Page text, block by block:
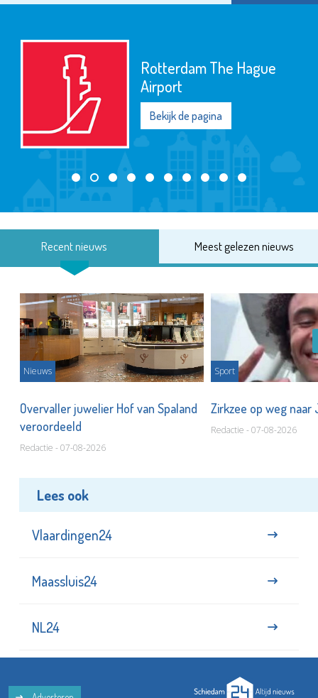
Rotterdam The Hague
Airport
Bekijk de pagina
Recent nieuws Meest gelezen nieuws
Nieuws
Overvaller juwelier Hof van Spaland
veroordeeld
Redactie - 07-08-2026
Sport
Zirkzee op weg
Redactie - 07-08-2026
Lees ook
Vlaardingen24
Maassluis24
NL24